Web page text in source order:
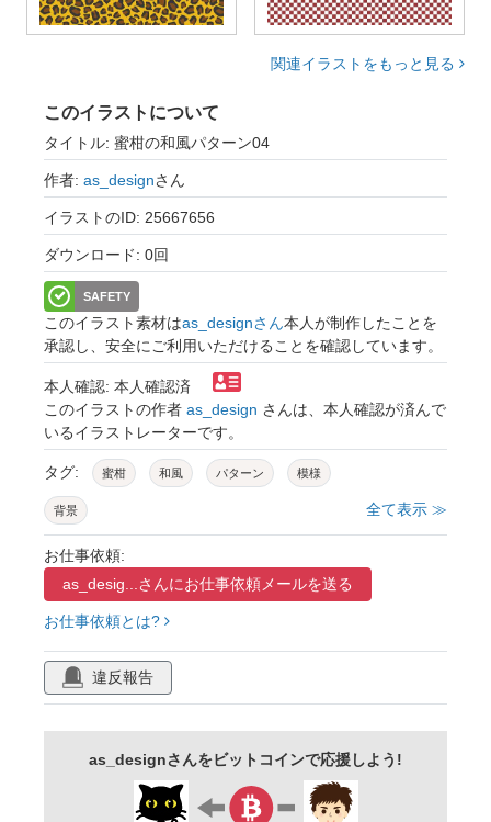
関連イラストをもっと見る
このイラストについて
タイトル: 蜜柑の和風パターン04
作者: as_designさん
イラストのID: 25667656
ダウンロード: 0回
SAFETY
このイラスト素材はas_designさん本人が制作したことを
承認し、安全にご利用いただけることを確認しています。
本人確認: 本人確認済
このイラストの作者 as_design さんは、本人確認が済んで
いるイラストレーターです。
タグ: 蜜柑 和風 パターン 模様
背景 全て表示 ≫
お仕事依頼:
as_desig...さんにお仕事依頼メールを送る
お仕事依頼とは?
違反報告
as_designさんをビットコインで応援しよう!